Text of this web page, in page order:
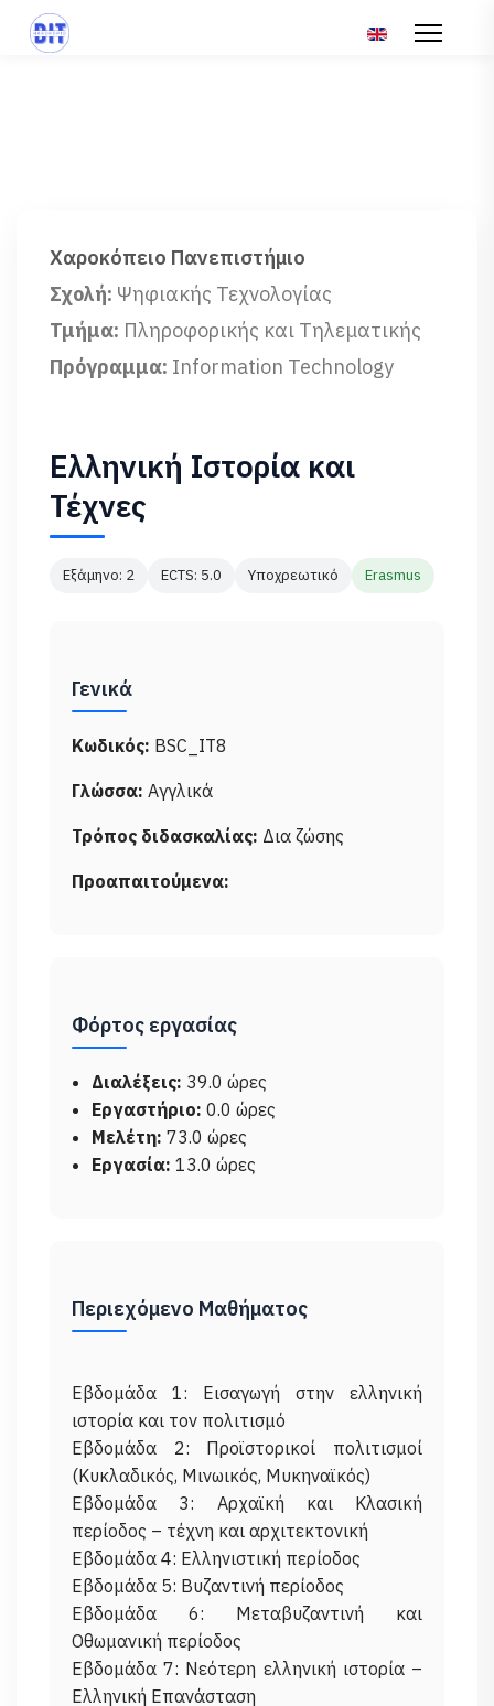
Επιλέξτε τη
Χαροκόπειο Πανεπιστήμιο
Σχολή: Ψηφιακής Τεχνολογίας
Τμήμα: Πληροφορικής και Τηλεματικής
Πρόγραμμα: Information Technology
Ελληνική Ιστορία και
Τέχνες
Εξάμηνο: 2 ECTS: 5.0 Υποχρεωτικό Erasmus
Γενικά
Κωδικός: BSC_IT8
Γλώσσα: Αγγλικά
Τρόπος διδασκαλίας: Δια ζώσης
Προαπαιτούμενα:
Φόρτος εργασίας
Διαλέξεις: 39.0 ώρες
Εργαστήριο: 0.0 ώρες
Μελέτη: 73.0 ώρες
Εργασία: 13.0 ώρες
Περιεχόμενο Μαθήματος
Εβδομάδα 1: Εισαγωγή στην ελληνική
ιστορία και τον πολιτισμό
Εβδομάδα 2: Προϊστορικοί πολιτισμοί
(Κυκλαδικός, Μινωικός, Μυκηναϊκός)
Εβδομάδα 3: Αρχαϊκή και Κλασική
περίοδος – τέχνη και αρχιτεκτονική
Εβδομάδα 4: Ελληνιστική περίοδος
Εβδομάδα 5: Βυζαντινή περίοδος
Εβδομάδα 6: Μεταβυζαντινή και
Οθωμανική περίοδος
Εβδομάδα 7: Νεότερη ελληνική ιστορία –
Ελληνική Επανάσταση